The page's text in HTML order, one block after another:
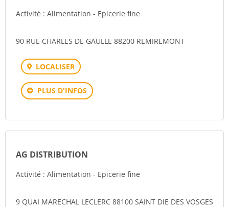
Activité : Alimentation - Epicerie fine
90 RUE CHARLES DE GAULLE 88200 REMIREMONT
LOCALISER
PLUS D'INFOS
AG DISTRIBUTION
Activité : Alimentation - Epicerie fine
9 QUAI MARECHAL LECLERC 88100 SAINT DIE DES VOSGES